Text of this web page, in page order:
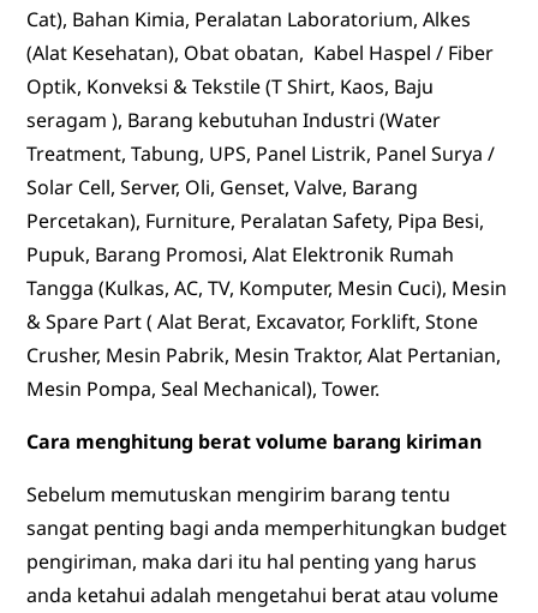
Cat), Bahan Kimia, Peralatan Laboratorium, Alkes
(Alat Kesehatan), Obat obatan, Kabel Haspel / Fiber
Optik, Konveksi & Tekstile (T Shirt, Kaos, Baju
seragam ), Barang kebutuhan Industri (Water
Treatment, Tabung, UPS, Panel Listrik, Panel Surya /
Solar Cell, Server, Oli, Genset, Valve, Barang
Percetakan), Furniture, Peralatan Safety, Pipa Besi,
Pupuk, Barang Promosi, Alat Elektronik Rumah
Tangga (Kulkas, AC, TV, Komputer, Mesin Cuci), Mesin
& Spare Part ( Alat Berat, Excavator, Forklift, Stone
Crusher, Mesin Pabrik, Mesin Traktor, Alat Pertanian,
Mesin Pompa, Seal Mechanical), Tower.
Cara menghitung berat volume barang kiriman
Sebelum memutuskan mengirim barang tentu
sangat penting bagi anda memperhitungkan budget
pengiriman, maka dari itu hal penting yang harus
anda ketahui adalah mengetahui berat atau volume